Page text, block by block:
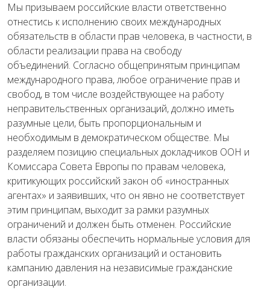
Мы призываем российские власти ответственно
отнестись к исполнению своих международных
обязательств в области прав человека, в частности, в
области реализации права на свободу
объединений. Согласно общепринятым принципам
международного права, любое ограничение прав и
свобод, в том числе воздействующее на работу
неправительственных организаций, должно иметь
разумные цели, быть пропорциональным и
необходимым в демократическом обществе. Мы
разделяем позицию специальных докладчиков ООН и
Комиссара Совета Европы по правам человека,
критикующих российский закон об «иностранных
агентах» и заявивших, что он явно не соответствует
этим принципам, выходит за рамки разумных
ограничений и должен быть отменен. Российские
власти обязаны обеспечить нормальные условия для
работы гражданских организаций и остановить
кампанию давления на независимые гражданские
организации.